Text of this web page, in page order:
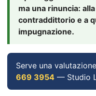
ma una rinuncia:
contraddittorio e a
impugnazione.
Serve una
669 3954 — Studio